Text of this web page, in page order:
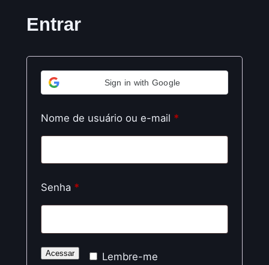
Entrar
Sign in with Google
Nome de usuário ou e-mail *Obrigatório
Senha *Obrigatório
Lembre-me
Acessar